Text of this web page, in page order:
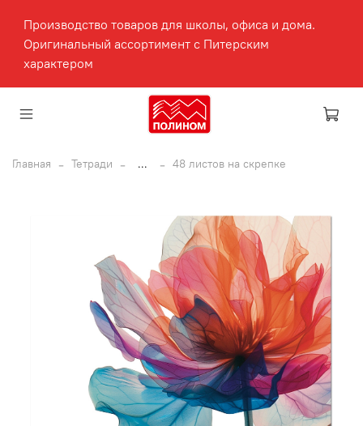
Производство товаров для школы, офиса и дома.
Оригинальный ассортимент с Питерским
характером
Главная Тетради ... 48 листов на скрепке